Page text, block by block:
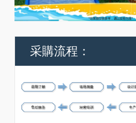
采購流程：